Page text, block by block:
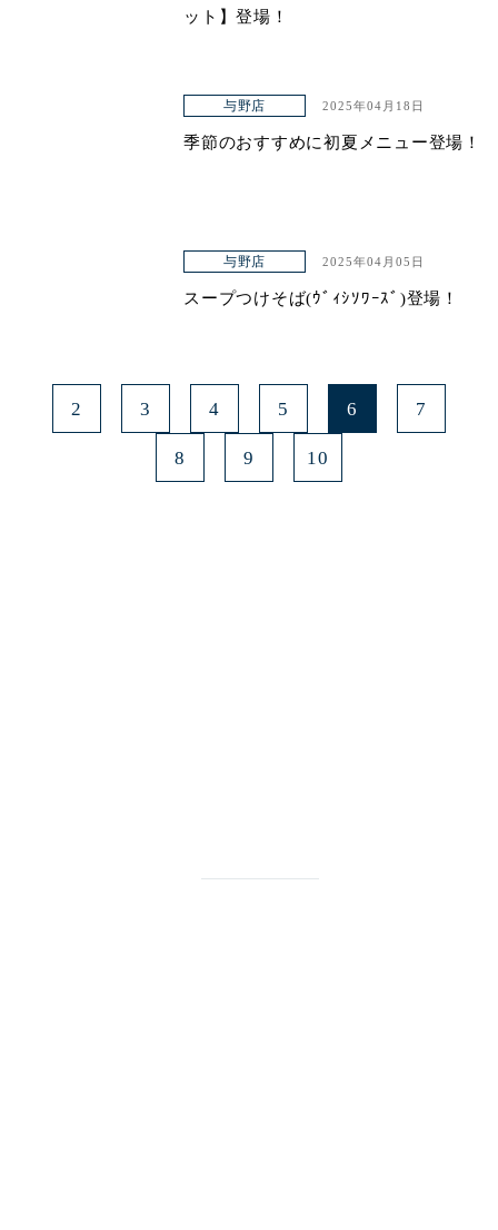
ット】登場！
与野店 2025年04月18日
季節のおすすめに初夏メニュー登場！
与野店 2025年04月05日
スープつけそば(ｳﾞｨｼｿﾜｰｽﾞ)登場！
2 3 4 5 6 7
8 9 10